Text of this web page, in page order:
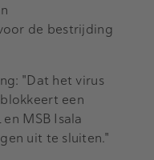
de bestrijding
"Dat het virus
een
MSB Isala
uit te sluiten."